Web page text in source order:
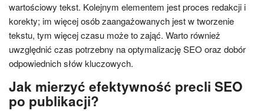
wartościowy tekst. Kolejnym elementem jest proces redakcji i
korekty; im więcej osób zaangażowanych jest w tworzenie
tekstu, tym więcej czasu może to zająć. Warto również
uwzględnić czas potrzebny na optymalizację SEO oraz dobór
odpowiednich słów kluczowych.
Jak mierzyć efektywność precli SEO
po publikacji?